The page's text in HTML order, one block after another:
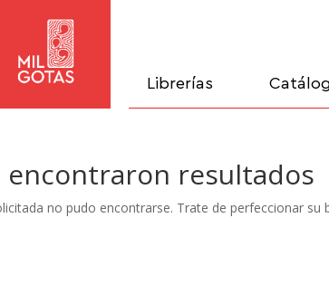
Librerías
encontraron resultados
no pudo encontrarse. Trate de perfeccionar su